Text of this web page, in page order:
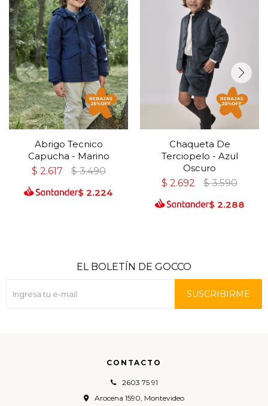
Abrigo Tecnico
Capucha - Marino
$ 2.617 $ 3.490
$ 2.224
Chaqueta De
Terciopelo - Azul
Oscuro
$ 2.692 $ 3.590
$ 2.288
CONTACTO
2603 75 91
Arocena 1590, Montevideo
EL BOLETÍN DE GOCCO
SUSCRIBIRME